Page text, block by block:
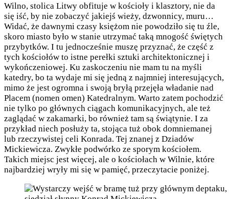
Wilno, stolica Litwy obfituje w kościoły i klasztory, nie da
się iść, by nie zobaczyć jakiejś wieży, dzwonnicy, muru…
Widać, że dawnymi czasy księżom nie powodziło się tu źle,
skoro miasto było w stanie utrzymać taką mnogość świętych
przybytków. I tu jednocześnie muszę przyznać, że część z
tych kościołów to istne perełki sztuki architektonicznej i
wykończeniowej. Ku zaskoczeniu nie mam tu na myśli
katedry, bo ta wydaje mi się jedną z najmniej interesujących,
mimo że jest ogromna i swoją bryłą przejęła władanie nad
Placem (nomen omen) Katedralnym. Warto zatem pochodzić
nie tylko po głównych ciągach komunikacyjnych, ale też
zaglądać w zakamarki, bo również tam są świątynie. I za
przykład niech posłuży ta, stojąca tuż obok domniemanej
lub rzeczywistej celi Konrada. Tej znanej z Dziadów
Mickiewicza. Zwykłe podwórko ze sporym kościołem.
Takich miejsc jest więcej, ale o kościołach w Wilnie, które
najbardziej wryły mi się w pamięć, przeczytacie poniżej.